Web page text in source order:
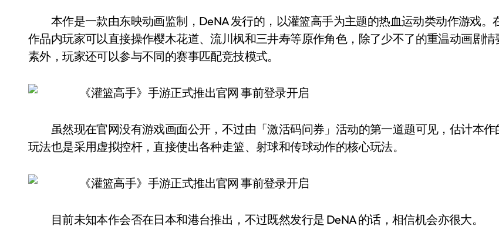
本作是一款由东映动画监制，DeNA 发行的，以灌篮高手为主题的热血运动类动作游戏。
作品内玩家可以直接操作樱木花道、流川枫和三井寿等原作角色，除了少不了的重温动画剧情
素外，玩家还可以参与不同的赛事匹配竞技模式。
虽然现在官网没有游戏画面公开，不过由「激活码问券」活动的第一道题可见，估计本作
玩法也是采用虚拟控杆，直接使出各种走篮、射球和传球动作的核心玩法。
目前未知本作会否在日本和港台推出，不过既然发行是 DeNA 的话，相信机会亦很大。